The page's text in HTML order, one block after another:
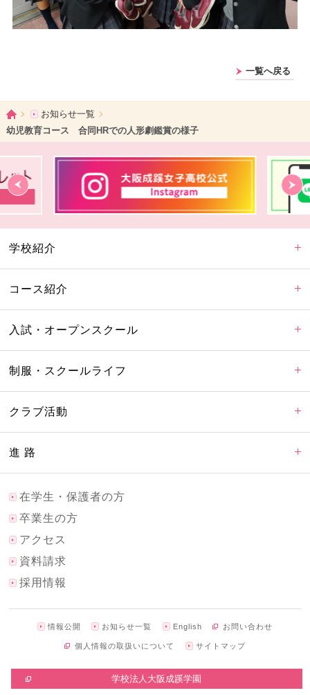
一覧へ戻る
ホームお知らせ一覧
幼児教育コース 合同HRでの人形劇鑑賞の様子
学校紹介
コース紹介
入試・オープンスクール
制服・スクールライフ
クラブ活動
進 路
在学生・保護者の方
卒業生の方
アクセス
資料請求
採用情報
情報公開 お知らせ一覧 English お問い合わせ
個人情報の取扱いについて サイトマップ
学校法人大阪成蹊学園